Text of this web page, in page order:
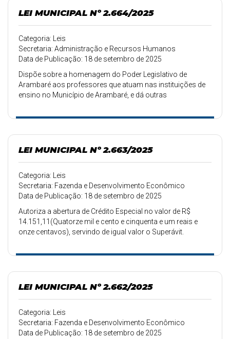
LEI MUNICIPAL Nº 2.664/2025
Categoria: Leis
Secretaria: Administração e Recursos Humanos
Data de Publicação: 18 de setembro de 2025
Dispõe sobre a homenagem do Poder Legislativo de
Arambaré aos professores que atuam nas instituições de
ensino no Município de Arambaré, e dá outras
LEI MUNICIPAL Nº 2.663/2025
Categoria: Leis
Secretaria: Fazenda e Desenvolvimento Econômico
Data de Publicação: 18 de setembro de 2025
Autoriza a abertura de Crédito Especial no valor de R$
14.151,11(Quatorze mil e cento e cinquenta e um reais e
onze centavos), servindo de igual valor o Superávit.
LEI MUNICIPAL Nº 2.662/2025
Categoria: Leis
Secretaria: Fazenda e Desenvolvimento Econômico
Data de Publicação: 18 de setembro de 2025